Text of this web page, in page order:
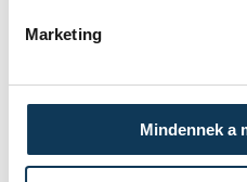
Marketing
Mindennek a
Események
KORÁBBI